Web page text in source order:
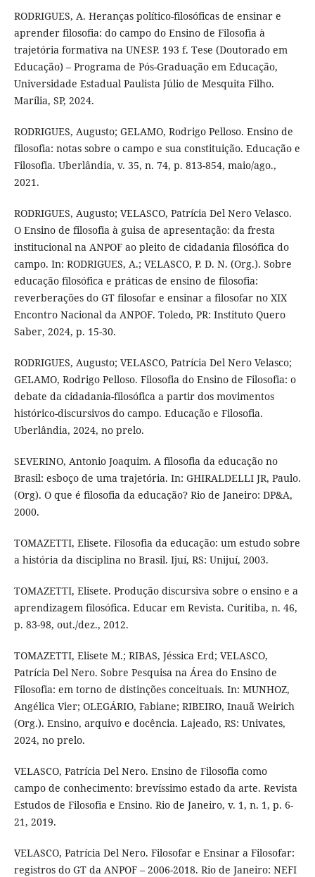
RODRIGUES, A. Heranças político-filosóficas de ensinar e
aprender filosofia: do campo do Ensino de Filosofia à
trajetória formativa na UNESP. 193 f. Tese (Doutorado em
Educação) – Programa de Pós-Graduação em Educação,
Universidade Estadual Paulista Júlio de Mesquita Filho.
Marília, SP, 2024.
RODRIGUES, Augusto; GELAMO, Rodrigo Pelloso. Ensino de
filosofia: notas sobre o campo e sua constituição. Educação e
Filosofia. Uberlândia, v. 35, n. 74, p. 813-854, maio/ago.,
2021.
RODRIGUES, Augusto; VELASCO, Patrícia Del Nero Velasco.
O Ensino de filosofia à guisa de apresentação: da fresta
institucional na ANPOF ao pleito de cidadania filosófica do
campo. In: RODRIGUES, A.; VELASCO, P. D. N. (Org.). Sobre
educação filosófica e práticas de ensino de filosofia:
reverberações do GT filosofar e ensinar a filosofar no XIX
Encontro Nacional da ANPOF. Toledo, PR: Instituto Quero
Saber, 2024, p. 15-30.
RODRIGUES, Augusto; VELASCO, Patrícia Del Nero Velasco;
GELAMO, Rodrigo Pelloso. Filosofia do Ensino de Filosofia: o
debate da cidadania-filosófica a partir dos movimentos
histórico-discursivos do campo. Educação e Filosofia.
Uberlândia, 2024, no prelo.
SEVERINO, Antonio Joaquim. A filosofia da educação no
Brasil: esboço de uma trajetória. In: GHIRALDELLI JR, Paulo.
(Org). O que é filosofia da educação? Rio de Janeiro: DP&A,
2000.
TOMAZETTI, Elisete. Filosofia da educação: um estudo sobre
a história da disciplina no Brasil. Ijuí, RS: Unijuí, 2003.
TOMAZETTI, Elisete. Produção discursiva sobre o ensino e a
aprendizagem filosófica. Educar em Revista. Curitiba, n. 46,
p. 83-98, out./dez., 2012.
TOMAZETTI, Elisete M.; RIBAS, Jéssica Erd; VELASCO,
Patrícia Del Nero. Sobre Pesquisa na Área do Ensino de
Filosofia: em torno de distinções conceituais. In: MUNHOZ,
Angélica Vier; OLEGÁRIO, Fabiane; RIBEIRO, Inauã Weirich
(Org.). Ensino, arquivo e docência. Lajeado, RS: Univates,
2024, no prelo.
VELASCO, Patrícia Del Nero. Ensino de Filosofia como
campo de conhecimento: brevíssimo estado da arte. Revista
Estudos de Filosofia e Ensino. Rio de Janeiro, v. 1, n. 1, p. 6-
21, 2019.
VELASCO, Patrícia Del Nero. Filosofar e Ensinar a Filosofar:
registros do GT da ANPOF – 2006-2018. Rio de Janeiro: NEFI